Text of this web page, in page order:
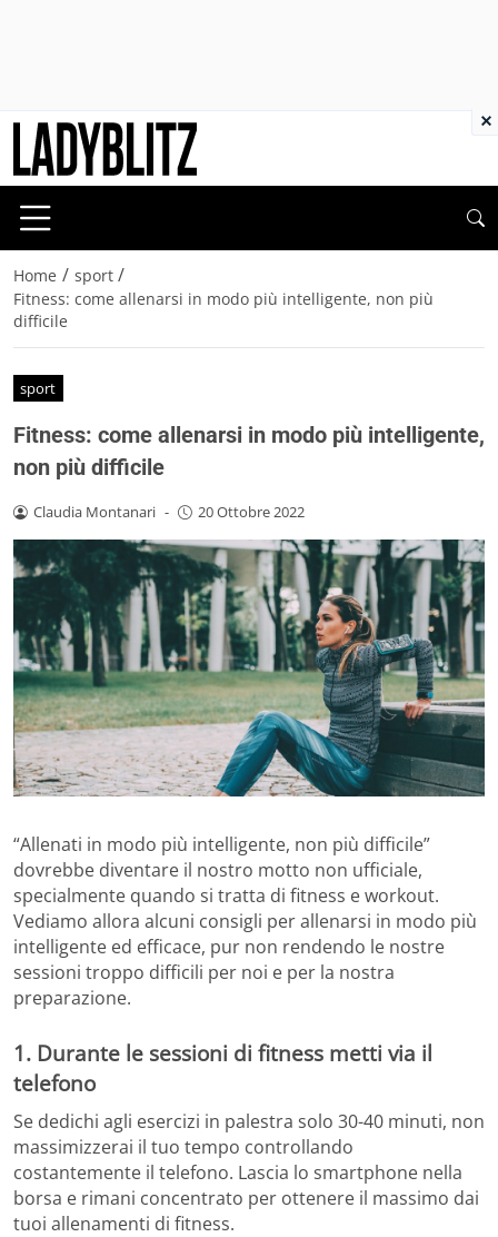
Home / sport /
Fitness: come allenarsi in modo più intelligente, non più
difficile
sport
Fitness: come allenarsi in modo più intelligente,
non più difficile
Claudia Montanari - 20 Ottobre 2022
“Allenati in modo più intelligente, non più difficile”
dovrebbe diventare il nostro motto non ufficiale,
specialmente quando si tratta di fitness e workout.
Vediamo allora alcuni consigli per allenarsi in modo più
intelligente ed efficace, pur non rendendo le nostre
sessioni troppo difficili per noi e per la nostra
preparazione.
1. Durante le sessioni di fitness metti via il
telefono
Se dedichi agli esercizi in palestra solo 30-40 minuti, non
massimizzerai il tuo tempo controllando
costantemente il telefono. Lascia lo smartphone nella
borsa e rimani concentrato per ottenere il massimo dai
tuoi allenamenti di fitness.
×